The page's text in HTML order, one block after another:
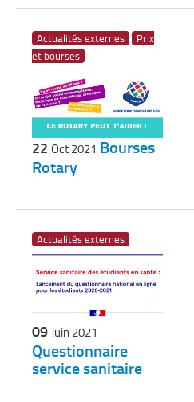
Actualités externes
Prix
et bourses
22 Oct 2021 Bourses
Rotary
Actualités externes
09 Juin 2021
Questionnaire
service sanitaire